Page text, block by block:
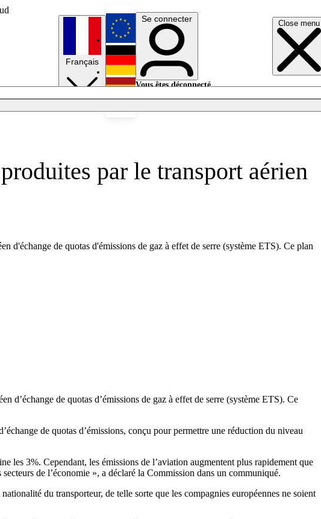
Close menu
Français
English
Deutsch
Se connecter
Vous êtes déconnecté.
par le transport aérien
d'échange de quotas d'émissions de gaz à effet de serre (système ETS). Ce plan
d’échange de quotas d’émissions de gaz à effet de serre (système ETS). Ce
de quotas d’émissions, conçu pour permettre une réduction du niveau
les 3%. Cependant, les émissions de l’aviation augmentent plus rapidement que
de l’économie », a déclaré la Commission dans un communiqué.
du transporteur, de telle sorte que les compagnies européennes ne soient